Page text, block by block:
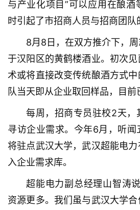
与产业化项目”可以应用在酿酒
时引起了市招商人员与招商团队
8月8日，在双方推介下，
于汉阳区的黄鹤楼酒业。初次
术或将直接改变传统酿酒方式
队当天即从企业取回样品，目前
每周，招商专员驻校2天，
寻访企业需求。今年6月，听闻
将驻点武汉大学，武汉超能电
入企业需求库。
超能电力副总经理山智涛
资源更多。我们虽与武汉大学